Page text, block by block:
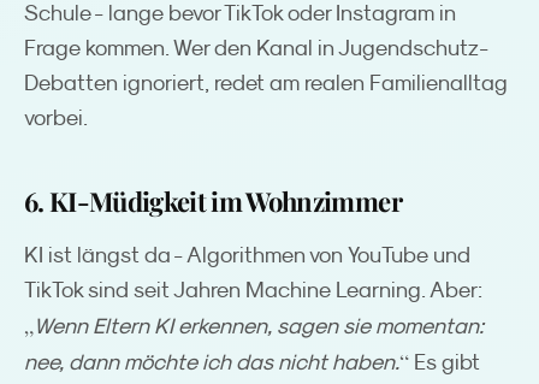
Schule - lange bevor TikTok oder Instagram in
Frage kommen. Wer den Kanal in Jugendschutz-
Debatten ignoriert, redet am realen Familienalltag
vorbei.
6. KI-Müdigkeit im Wohnzimmer
KI ist längst da - Algorithmen von YouTube und
TikTok sind seit Jahren Machine Learning. Aber:
„Wenn Eltern KI erkennen, sagen sie momentan:
nee, dann möchte ich das nicht haben.“ Es gibt